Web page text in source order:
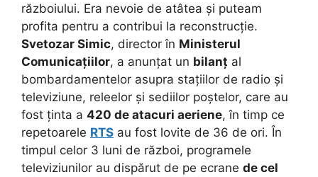
războiului. Era nevoie de atâtea și puteam
profita pentru a contribui la reconstrucție.
Svetozar Simic, director în Ministerul
Comunicațiilor, a anunțat un bilanț al
bombardamentelor asupra stațiilor de radio și
televiziune, releelor și sediilor poștelor, care au
fost ținta a 420 de atacuri aeriene, în timp ce
repetoarele RTS au fost lovite de 36 de ori. În
timpul celor 3 luni de război, programele
televiziunilor au dispărut de pe ecrane de cel